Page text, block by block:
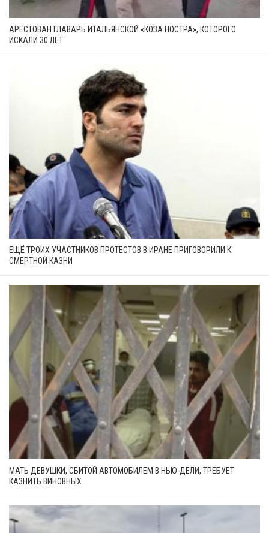
АРЕСТОВАН ГЛАВАРЬ ИТАЛЬЯНСКОЙ «КОЗА НОСТРА», КОТОРОГО
ИСКАЛИ 30 ЛЕТ
ЕЩЁ ТРОИХ УЧАСТНИКОВ ПРОТЕСТОВ В ИРАНЕ ПРИГОВОРИЛИ К
СМЕРТНОЙ КАЗНИ
МАТЬ ДЕВУШКИ, СБИТОЙ АВТОМОБИЛЕМ В НЬЮ-ДЕЛИ, ТРЕБУЕТ
КАЗНИТЬ ВИНОВНЫХ